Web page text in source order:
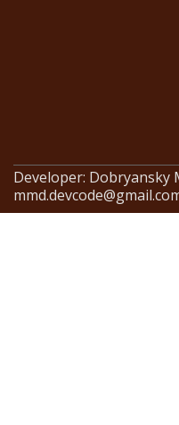
Developer: Dobryansky